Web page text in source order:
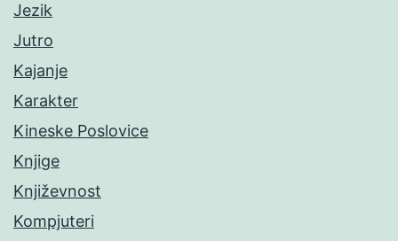
Jezik
Jutro
Kajanje
Karakter
Kineske Poslovice
Knjige
Književnost
Kompjuteri